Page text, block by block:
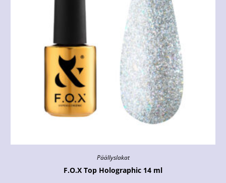
Päällyslakat
F.O.X Top Holographic 14 ml